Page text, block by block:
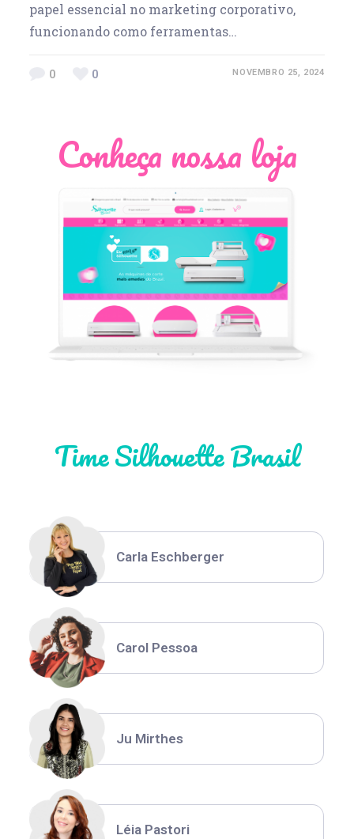
papel essencial no marketing corporativo,
funcionando como ferramentas…
0 0 NOVEMBRO 25, 2024
Conheça nossa loja
Time Silhouette Brasil
Léia Pastori
Thiara Ney
Carla Eschberger
Carol Pessoa
Ju Mirthes
Léia Pastori